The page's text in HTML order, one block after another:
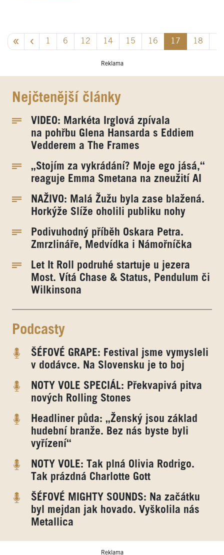
1 6 12 14 15 16 17 18
Reklama
Nejčtenější články
VIDEO: Markéta Irglová zpívala
na pohřbu Glena Hansarda s Eddiem
Vedderem a The Frames
„Stojím za vykrádání? Moje ego jásá,“
reaguje Emma Smetana na zneužití AI
NAŽIVO: Malá Žužu byla zase blažená.
Horkýže Slíže oholili publiku nohy
Podivuhodný příběh Oskara Petra.
Zmrzlináře, Medvídka i Námořníčka
Let It Roll podruhé startuje u jezera
Most. Vítá Chase & Status, Pendulum či
Wilkinsona
Podcasty
ŠÉFOVÉ GRAPE: Festival jsme vymysleli
v dodávce. Na Slovensku je to boj
NOTY VOLE SPECIÁL: Překvapivá pitva
nových Rolling Stones
Headliner půda: „Ženský jsou základ
hudební branže. Bez nás byste byli
vyřízení“
NOTY VOLE: Tak plná Olivia Rodrigo.
Tak prázdná Charlotte Gott
ŠÉFOVÉ MIGHTY SOUNDS: Na začátku
byl mejdan jak hovado. Vyškolila nás
Metallica
Reklama